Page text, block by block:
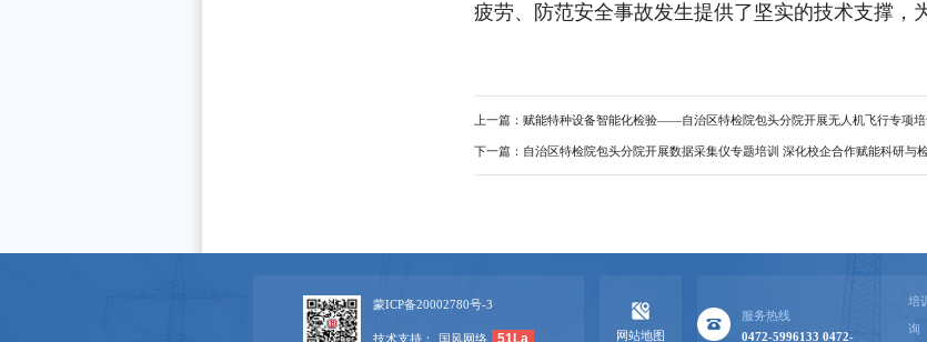
疲劳、防范安全事故发生提供了坚实的技术支撑，
上一篇：赋能特种设备智能化检验——自治区特检院包头分院开展无人机飞行专项培
下一篇：自治区特检院包头分院开展数据采集仪专题培训 深化校企合作赋能科研与
蒙ICP备20002780号-3
技术支持： 国风网络 网站地图
服务热线
0472-5996133 0472-
培
询